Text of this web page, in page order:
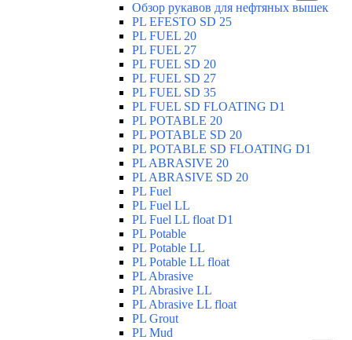
Обзор рукавов для нефтяных вышек
PL EFESTO SD 25
PL FUEL 20
PL FUEL 27
PL FUEL SD 20
PL FUEL SD 27
PL FUEL SD 35
PL FUEL SD FLOATING D1
PL POTABLE 20
PL POTABLE SD 20
PL POTABLE SD FLOATING D1
PL ABRASIVE 20
PL ABRASIVE SD 20
PL Fuel
PL Fuel LL
PL Fuel LL float D1
PL Potable
PL Potable LL
PL Potable LL float
PL Abrasive
PL Abrasive LL
PL Abrasive LL float
PL Grout
PL Mud